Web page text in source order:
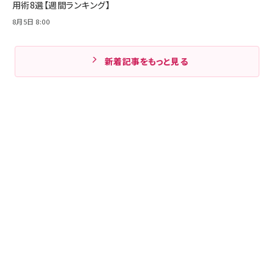
用術8選【週間ランキング】
8月5日 8:00
新着記事をもっと見る